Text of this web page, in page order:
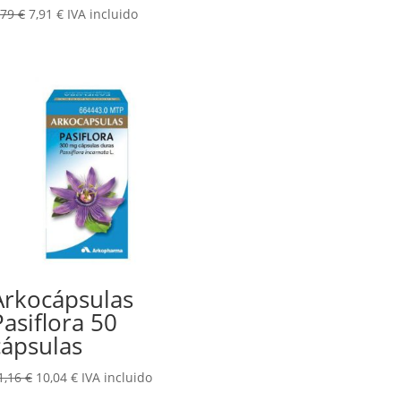
€ El
8,79 €.
7,91 €El
7,91 €.
IVA incluido
50
€ El
10,04 €ElIVA incluido